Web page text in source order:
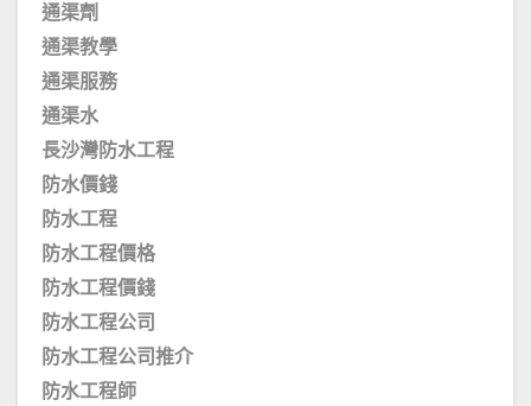
通渠劑
通渠教學
通渠服務
通渠水
長沙灣防水工程
防水價錢
防水工程
防水工程價格
防水工程價錢
防水工程公司
防水工程公司推介
防水工程師